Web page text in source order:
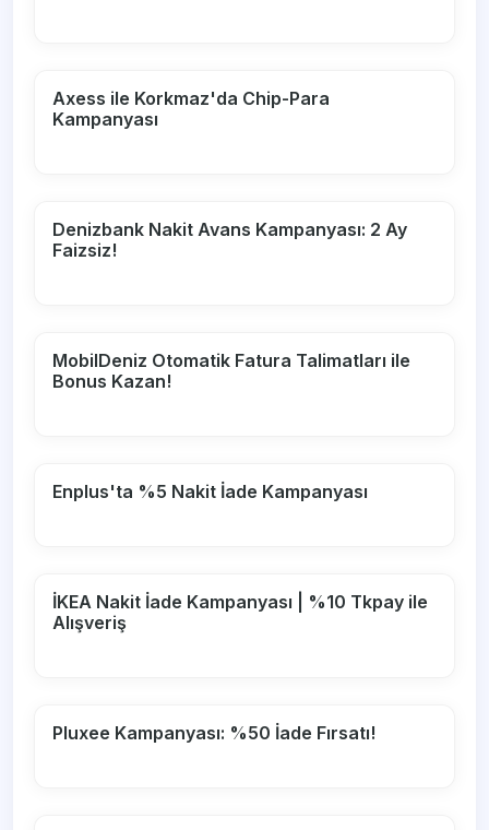
Axess ile Korkmaz'da Chip-Para
Kampanyası
Denizbank Nakit Avans Kampanyası: 2 Ay
Faizsiz!
MobilDeniz Otomatik Fatura Talimatları ile
Bonus Kazan!
Enplus'ta %5 Nakit İade Kampanyası
İKEA Nakit İade Kampanyası | %10 Tkpay ile
Alışveriş
Pluxee Kampanyası: %50 İade Fırsatı!